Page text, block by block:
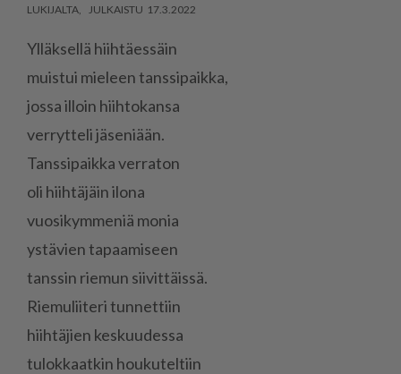
LUKIJALTA 17.3.2022
Yl­läk­sel­lä hiih­tä­es­säin
muis­tui mie­leen tans­si­paik­ka,
jos­sa il­loin hiih­to­kan­sa
ver­ryt­te­li jä­se­ni­ään.
Tans­si­paik­ka ver­ra­ton
oli hiih­tä­jäin ilo­na
vuo­si­kym­me­niä mo­nia
ys­tä­vien ta­paa­mi­seen
tans­sin rie­mun sii­vit­täis­sä.
Rie­mu­lii­te­ri tun­net­tiin
hiih­tä­jien kes­kuu­des­sa
tu­lok­kaat­kin hou­ku­tel­tiin